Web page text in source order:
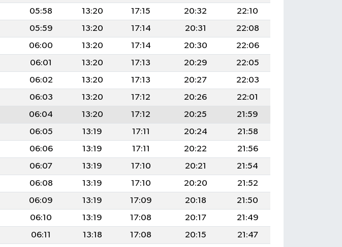
05:58 13:20 17:15 20:32
22:10
05:59 13:20 17:14 20:31
22:08
06:00 13:20 17:14 20:30
22:06
06:01 13:20 17:13 20:29
22:05
06:02 13:20 17:13 20:27
22:03
06:03 13:20 17:12 20:26
22:01
06:04 13:20 17:12 20:25
21:59
06:05 13:19 17:11 20:24
21:58
06:06 13:19 17:11 20:22
21:56
06:07 13:19 17:10 20:21
21:54
06:08 13:19 17:10 20:20
21:52
06:09 13:19 17:09 20:18
21:50
06:10 13:19 17:08 20:17
21:49
06:11 13:18 17:08 20:15
21:47